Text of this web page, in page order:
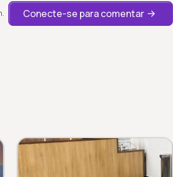
Conecte-se para comentar